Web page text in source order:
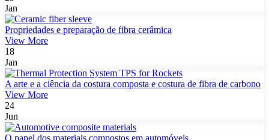
Jan
Propriedades e preparação de fibra cerâmica
View More
18
Jan
A arte e a ciência da costura composta e costura de fibra de carbono
View More
24
Jun